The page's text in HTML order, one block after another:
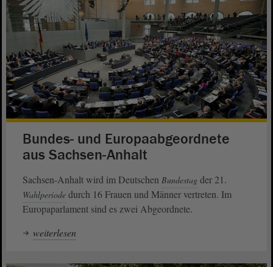
Bundes- und Europaabgeordnete
aus Sachsen-Anhalt
Sachsen-Anhalt wird im Deutschen Bundestag der 21.
Wahlperiode durch 16 Frauen und Männer vertreten. Im
Europaparlament sind es zwei Abgeordnete.
weiterlesen